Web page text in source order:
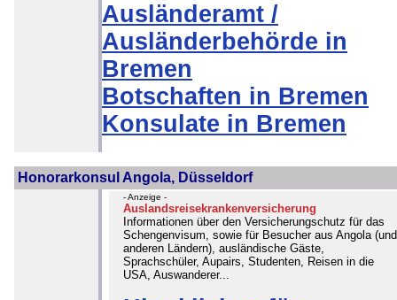
Ausländeramt /
Ausländerbehörde in
Bremen
Botschaften in Bremen
Konsulate in Bremen
Honorarkonsul Angola, Düsseldorf
- Anzeige -
Auslandsreisekrankenversicherung
Informationen über den Versicherungschutz für das
Schengenvisum, sowie für Besucher aus Angola (und
anderen Ländern), ausländische Gäste,
Sprachschüler, Aupairs, Studenten, Reisen in die
USA, Auswanderer...